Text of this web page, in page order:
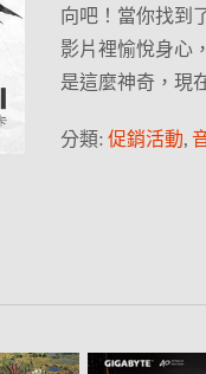
向吧！當你找到
影片裡愉悅身心
是這麼神奇，現
分類: 促銷活動,